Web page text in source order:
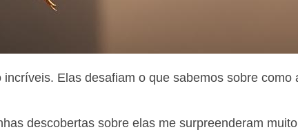
incríveis. Elas desafiam o que sabemos sobre como
descobertas sobre elas me surpreenderam